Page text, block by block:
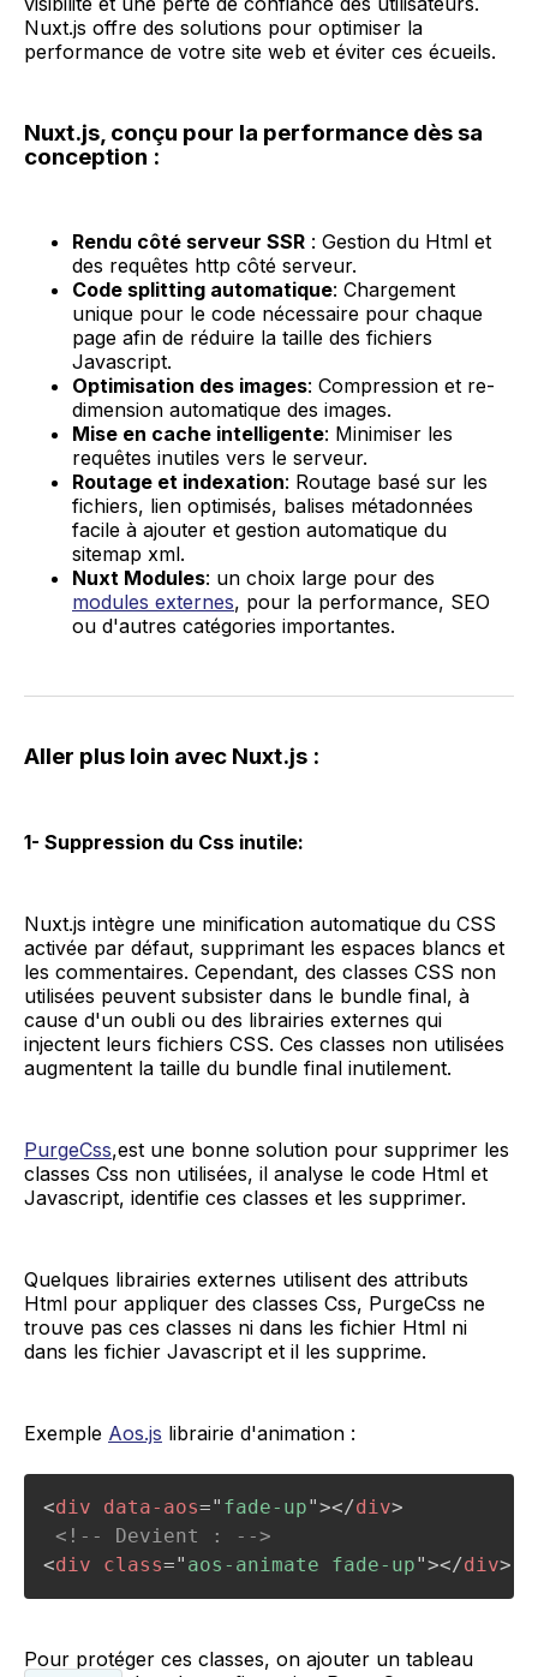
Nuxt.js offre des solutions pour optimiser la
performance de votre site web et éviter ces écueils.
Nuxt.js, conçu pour la performance dès sa
conception :
Rendu côté serveur SSR : Gestion du Html et
des requêtes http côté serveur.
Code splitting automatique: Chargement
unique pour le code nécessaire pour chaque
page afin de réduire la taille des fichiers
Javascript.
Optimisation des images: Compression et re-
dimension automatique des images.
Mise en cache intelligente: Minimiser les
requêtes inutiles vers le serveur.
Routage et indexation: Routage basé sur les
fichiers, lien optimisés, balises métadonnées
facile à ajouter et gestion automatique du
sitemap xml.
Nuxt Modules: un choix large pour des
modules externes, pour la performance, SEO
ou d'autres catégories importantes.
Aller plus loin avec Nuxt.js :
1- Suppression du Css inutile:
Nuxt.js intègre une minification automatique du CSS
activée par défaut, supprimant les espaces blancs et
les commentaires. Cependant, des classes CSS non
utilisées peuvent subsister dans le bundle final, à
cause d'un oubli ou des librairies externes qui
injectent leurs fichiers CSS. Ces classes non utilisées
augmentent la taille du bundle final inutilement.
PurgeCss,est une bonne solution pour supprimer les
classes Css non utilisées, il analyse le code Html et
Javascript, identifie ces classes et les supprimer.
Quelques librairies externes utilisent des attributs
Html pour appliquer des classes Css, PurgeCss ne
trouve pas ces classes ni dans les fichier Html ni
dans les fichier Javascript et il les supprime.
Exemple Aos.js librairie d'animation :
<div data-aos=" fade-up"></div>
<!-- Devient : -->
<div class=" aos-animate fade-up"></div>
Pour protéger ces classes, on ajouter un tableau